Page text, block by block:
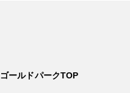
ゴールドパークTOP